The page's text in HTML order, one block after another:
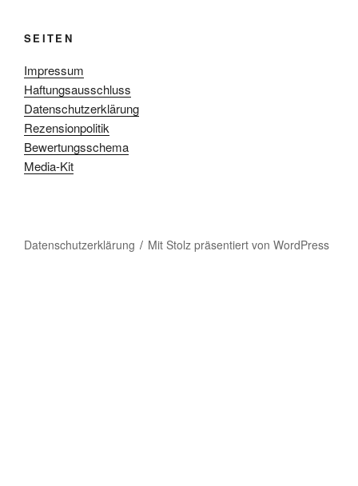
SEITEN
Impressum
Haftungsausschluss
Datenschutzerklärung
Rezensionpolitik
Bewertungsschema
Media-Kit
Datenschutzerklärung Mit Stolz präsentiert von WordPress